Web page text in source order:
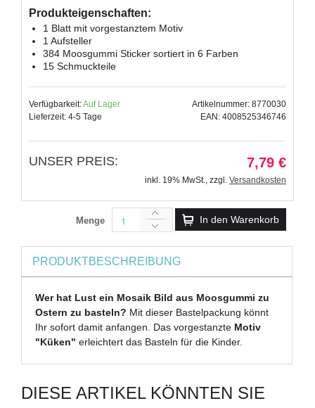
Produkteigenschaften:
1 Blatt mit vorgestanztem Motiv
1 Aufsteller
384 Moosgummi Sticker sortiert in 6 Farben
15 Schmuckteile
Verfügbarkeit:Auf Lager
Lieferzeit: 4-5 Tage
Artikelnummer: 8770030
EAN: 4008525346746
UNSER PREIS: 7,79 €
inkl. 19% MwSt., zzgl. Versandkosten
Menge In den Warenkorb
PRODUKTBESCHREIBUNG
Wer hat Lust ein Mosaik Bild aus Moosgummi zu
Ostern zu basteln? Mit dieser Bastelpackung könnt
Ihr sofort damit anfangen. Das vorgestanzte Motiv
"Küken" erleichtert das Basteln für die Kinder.
DIESE ARTIKEL KÖNNTEN SIE